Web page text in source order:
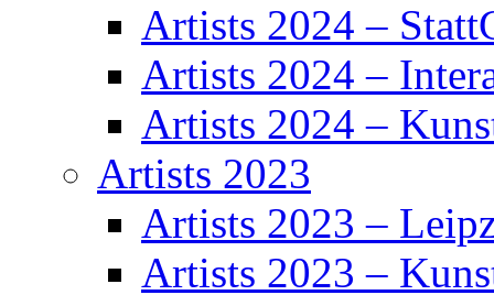
Artists 2024 –
Artists 2024 –
Artists 2024 –
Artists 2023
Artists 2023 –
Artists 2023 –